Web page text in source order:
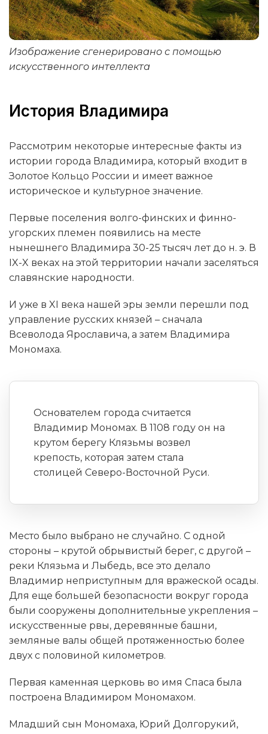
Изображение сгенерировано с помощью
искусственного интеллекта
История Владимира
Рассмотрим некоторые интересные факты из
истории города Владимира, который входит в
Золотое Кольцо России и имеет важное
историческое и культурное значение.
Первые поселения волго-финских и финно-
угорских племен появились на месте
нынешнего Владимира 30-25 тысяч лет до н. э. В
IX-X веках на этой территории начали заселяться
славянские народности.
И уже в XI века нашей эры земли перешли под
управление русских князей – сначала
Всеволода Ярославича, а затем Владимира
Мономаха.
Основателем города считается
Владимир Мономах. В 1108 году он на
крутом берегу Клязьмы возвел
крепость, которая затем стала
столицей Северо-Восточной Руси.
Место было выбрано не случайно. С одной
стороны – крутой обрывистый берег, с другой –
реки Клязьма и Лыбедь, все это делало
Владимир неприступным для вражеской осады.
Для еще большей безопасности вокруг города
были сооружены дополнительные укрепления –
искусственные рвы, деревянные башни,
земляные валы общей протяженностью более
двух с половиной километров.
Первая каменная церковь во имя Спаса была
построена Владимиром Мономахом.
Младший сын Мономаха, Юрий Долгорукий,